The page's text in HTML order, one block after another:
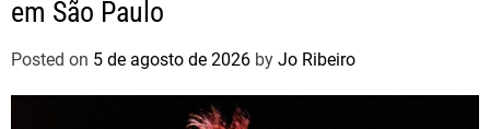
em São Paulo
Posted on 5 de agosto de 2026 by Jo Ribeiro